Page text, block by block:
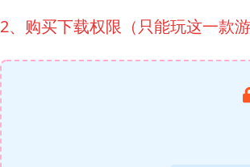
2、购买下载权限（只能玩这一款